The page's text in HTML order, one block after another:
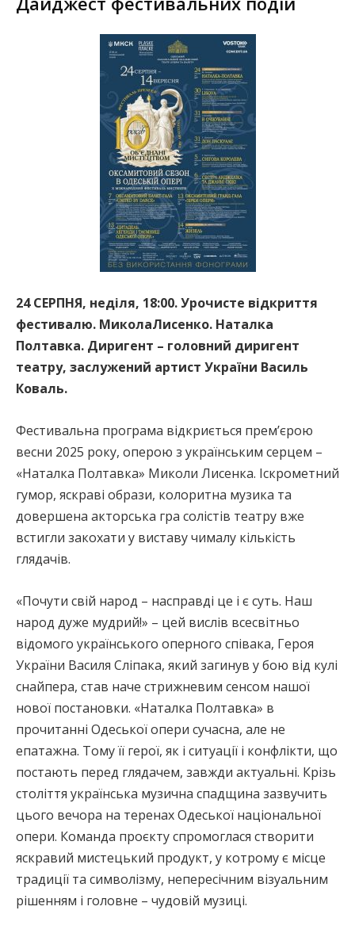
24 СЕРПНЯ, неділя, 18:00. Урочисте відкриття
фестивалю. МиколаЛисенко. Наталка
Полтавка. Диригент – головний диригент
театру, заслужений артист України Василь
Коваль.
Фестивальна програма відкриється прем’єрою
весни 2025 року, оперою з українським серцем –
«Наталка Полтавка» Миколи Лисенка. Іскрометний
гумор, яскраві образи, колоритна музика та
довершена акторська гра солістів театру вже
встигли закохати у виставу чималу кількість
глядачів.
«Почути свій народ – насправді це і є суть. Наш
народ дуже мудрий!» – цей вислів всесвітньо
відомого українського оперного співака, Героя
України Василя Сліпака, який загинув у бою від кулі
снайпера, став наче стрижневим сенсом нашої
нової постановки. «Наталка Полтавка» в
прочитанні Одеської опери сучасна, але не
епатажна. Тому її герої, як і ситуації і конфлікти, що
постають перед глядачем, завжди актуальні. Крізь
століття українська музична спадщина зазвучить
цього вечора на теренах Одеської національної
опери. Команда проєкту спромоглася створити
яскравий мистецький продукт, у котрому є місце
традиції та символізму, непересічним візуальним
рішенням і головне – чудовій музиці.